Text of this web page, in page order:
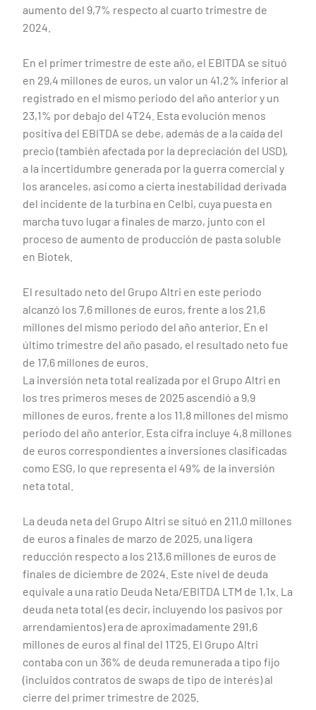
aumento del 9,7% respecto al cuarto trimestre de
2024.
En el primer trimestre de este año, el EBITDA se situó
en 29,4 millones de euros, un valor un 41,2% inferior al
registrado en el mismo periodo del año anterior y un
23,1% por debajo del 4T24. Esta evolución menos
positiva del EBITDA se debe, además de a la caída del
precio (también afectada por la depreciación del USD),
a la incertidumbre generada por la guerra comercial y
los aranceles, así como a cierta inestabilidad derivada
del incidente de la turbina en Celbi, cuya puesta en
marcha tuvo lugar a finales de marzo, junto con el
proceso de aumento de producción de pasta soluble
en Biotek.
El resultado neto del Grupo Altri en este periodo
alcanzó los 7,6 millones de euros, frente a los 21,6
millones del mismo periodo del año anterior. En el
último trimestre del año pasado, el resultado neto fue
de 17,6 millones de euros.
La inversión neta total realizada por el Grupo Altri en
los tres primeros meses de 2025 ascendió a 9,9
millones de euros, frente a los 11,8 millones del mismo
periodo del año anterior. Esta cifra incluye 4,8 millones
de euros correspondientes a inversiones clasificadas
como ESG, lo que representa el 49% de la inversión
neta total.
La deuda neta del Grupo Altri se situó en 211,0 millones
de euros a finales de marzo de 2025, una ligera
reducción respecto a los 213,6 millones de euros de
finales de diciembre de 2024. Este nivel de deuda
equivale a una ratio Deuda Neta/EBITDA LTM de 1,1x. La
deuda neta total (es decir, incluyendo los pasivos por
arrendamientos) era de aproximadamente 291,6
millones de euros al final del 1T25. El Grupo Altri
contaba con un 36% de deuda remunerada a tipo fijo
(incluidos contratos de swaps de tipo de interés) al
cierre del primer trimestre de 2025.